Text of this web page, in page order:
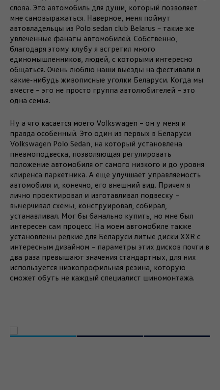
слова. Это автомобиль для души, который позволяет
мне самовыражаться. Наверное, меня поймут
автовладельцы из Polo sedan club Belarus – такие же
увлеченные фанаты автомобилей. Собственно,
благодаря этому клубу я встретил много
единомышленников, людей, с которыми интересно
общаться. Очень люблю наши выезды на фестивали в
какие-нибудь живописные уголки Беларуси. Когда мы
вместе – это не просто группа автолюбителей – это
одна семья.
Ну а что касается моего Volkswagen – он у меня и
правда особенный. Это один из первых в Беларуси
Volkswagen Polo Sedan, на который установлена
пневмоподвеска, позволяющая регулировать
положение автомобиля от самого низкого и до уровня
клиренса паркетника. А еще улучшает управляемость
автомобиля и, конечно, его внешний вид. Причем я
лично проектировал и изготавливал подвеску –
вычерчивал схемы, конструировал, собирал,
устанавливал. Мог бы банально купить, но мне был
интересен сам процесс. На моем автомобиле также
установлены редкие для Беларуси литые диски XXR с
интересным дизайном – параметры этих дисков почти в
два раза превышают значения стандартных, для них
используется низкопрофильная резина, которую
сможет обуть не каждый специалист шиномонтажа.